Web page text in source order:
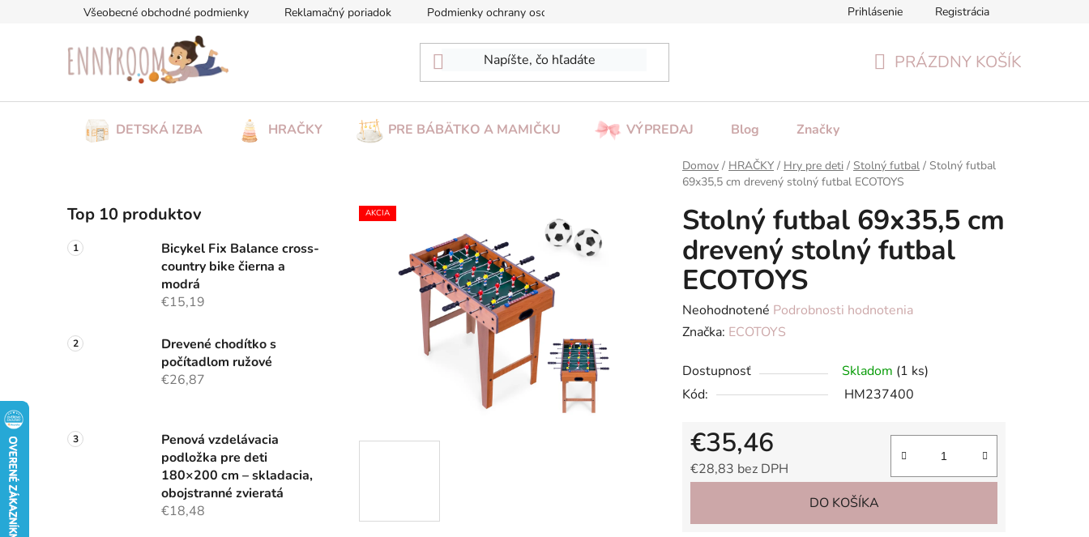
Všeobecné obchodné podmienky Reklamačný poriadok Podmienky ochrany osobných údajov Formulár na odstúpenie od zmluvy
Prihlásenie Registrácia
PRÁZDNY KOŠÍK
DETSKÁ IZBA HRAČKY PRE BÁBÄTKO A MAMIČKU VÝPREDAJ Blog Značky
Domov / HRAČKY / Hry pre deti / Stolný futbal / Stolný futbal
69x35,5 cm drevený stolný futbal ECOTOYS
o
č
n
n
Top 10 produktov
Bicykel Fix Balance cross-
country bike čierna a
modrá
€15,19
Drevené chodítko s
počítadlom ružové
€26,87
Penová vzdelávacia
podložka pre deti
180×200 cm – skladacia,
obojstranné zvieratá
€18,48
Stolný futbal 69x35,5 cm
drevený stolný futbal
ECOTOYS
Priemerné
hodnotenie
je
0,0
hviezdičiek.
Neohodnotené Podrobnosti hodnotenia
Značka: ECOTOYS
Dostupnosť Skladom (1 ks)
Kód:
HM237400
€35,46
€28,83 bez DPH
DO KOŠÍKA
AKCIA